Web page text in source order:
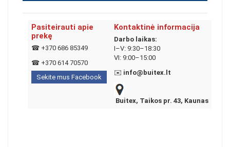
Pasiteirauti apie
prekę
☎ +370 686 85349
☎ +370 614 70570
Sekite mus Facebook
Kontaktinė informacija
Darbo laikas:
I–V: 9:30–18:30
VI: 9:00–15:00
✉️ info@buitex.lt
Buitex, Taikos pr. 43, Kaunas